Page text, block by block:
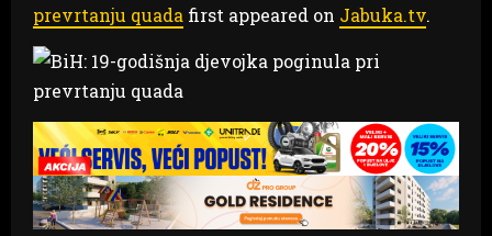
prevrtanju quada first appeared on Jabuka.tv.